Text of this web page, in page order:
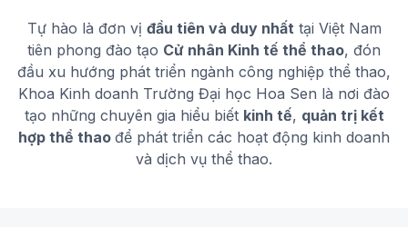
Tự hào là đơn vị đầu tiên và duy nhấttại Việt Nam
tiên phong đào tạo Cử nhân Kinh tế thể thao, đón
đầu xu hướng phát triển ngành công nghiệp thể thao,
Khoa Kinh doanh Trường Đại học Hoa Sen là nơi đào
tạo những chuyên gia hiểu biết kinh tế, quản trị kết
hợp thể thao để phát triển các hoạt động kinh doanh
và dịch vụ thể thao.